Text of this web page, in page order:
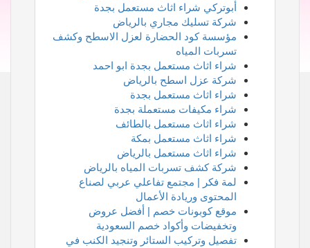
أبوتركي شراء اثاث مستعمل بجدة
شركة تسليك مجاري بالرياض
مؤسسة كود الحضارة لعزل الاسطح وكشف
تسربات المياه
شراء اثاث مستعمل بجدة ابو احمد
شركة عزل اسطح بالرياض
شراء اثاث مستعمل بجدة
شراء مكيفات مستعملة بجدة
شراء اثاث مستعمل بالطائف
شراء اثاث مستعمل بمكة
شراء اثاث مستعمل بالرياض
شركة كشف تسربات المياه بالرياض
لمة فكر | مجتمع تفاعلي عربي لصناع
المحتوى وريادة الأعمال
موقع كوبونات خصم | أفضل عروض
وتخفيضات وأكواد خصم السعودية
تفصيل وتركيب الستائر وتنجيد الكنب في